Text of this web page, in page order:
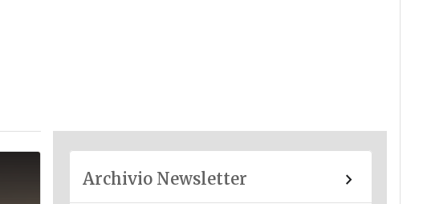
Archivio Newsletter